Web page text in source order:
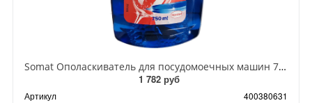
Somat Ополаскиватель для посудомоечных машин 750 мл
1 782 руб
Артикул
400380631